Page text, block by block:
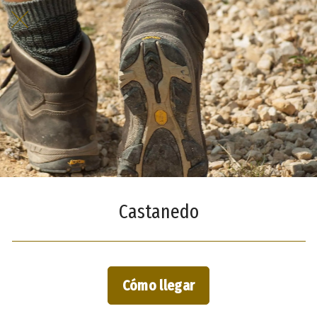
Castanedo
Cómo llegar